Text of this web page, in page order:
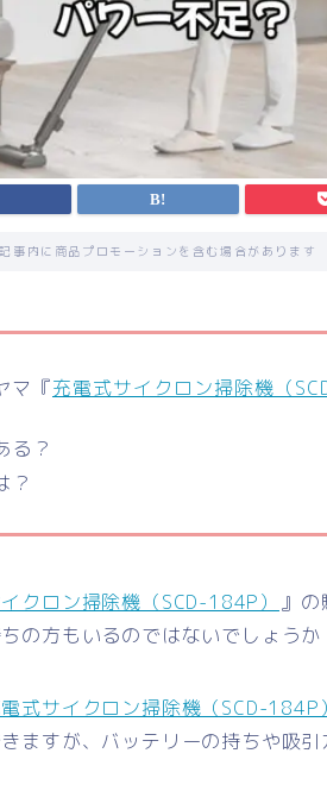
記事内に商品プロモーションを含む場合があります
マ『充電式サイクロン掃除機（
る？
？
クロン掃除機（SCD-184P） 』の
の方もいるのではないでしょうか
式サイクロン掃除機（SCD-184P）
ますが、バッテリーの持ちや吸